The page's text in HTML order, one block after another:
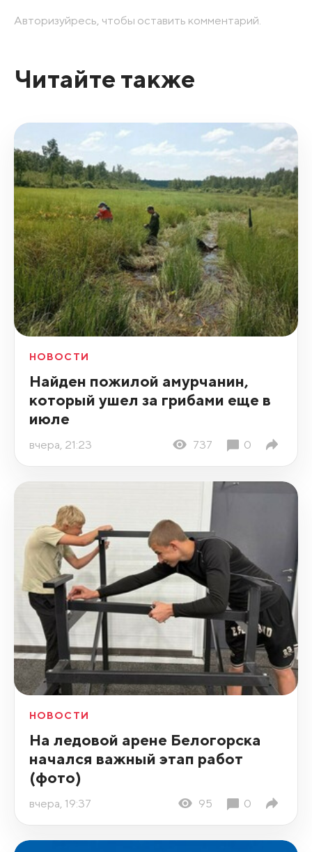
Авторизуйресь, чтобы оставить комментарий.
Читайте также
НОВОСТИ
Найден пожилой амурчанин,
который ушел за грибами еще в
июле
вчера, 21:23 737 0
НОВОСТИ
На ледовой арене Белогорска
начался важный этап работ
(фото)
вчера, 19:37 95 0